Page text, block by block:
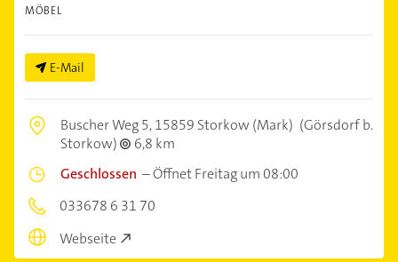
MÖBEL
E-Mail
Buscher Weg 5,15859 Storkow (Mark) (Görsdorf b.
Storkow)
6,8 km
Geschlossen –Öffnet Freitag um 08:00
033678 6 31 70
Webseite